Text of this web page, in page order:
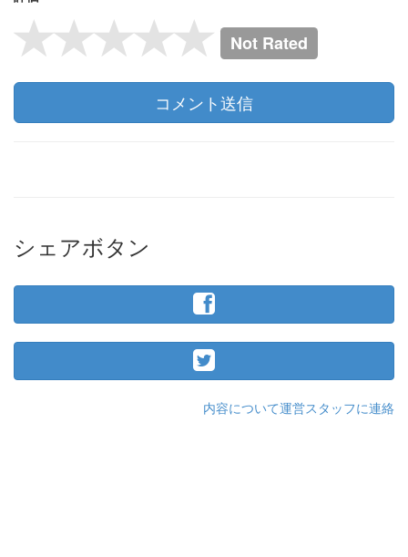
Not Rated
コメント送信
シェアボタン
内容について運営スタッフに連絡